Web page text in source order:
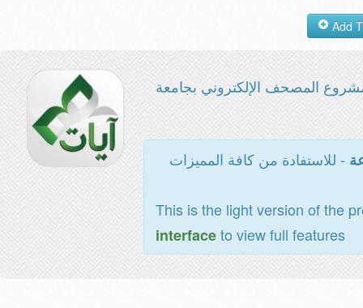
المصحف الإلكتروني بجامعة
- للاستفادة من كافة المميزات
This is the light version of the
interfaceto view full features